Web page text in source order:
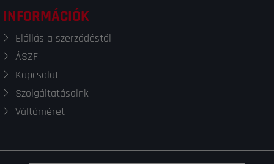
INFORMÁCIÓK
Elállás a szerződéstől
ÁSZF
Kapcsolat
Szolgáltatásaink
Váltóméret